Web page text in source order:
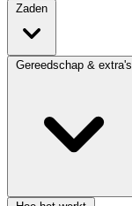
Zaden
Gereedschap & extra's